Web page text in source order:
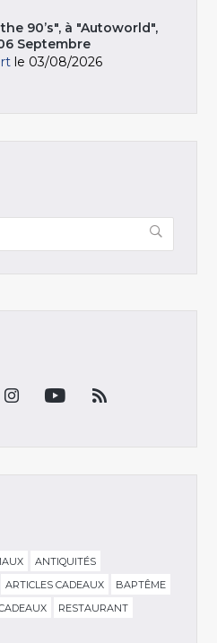
90’s", à "Autoworld",
Septembre
le 03/08/2026
ANTIQUITÉS
ARTICLES CADEAUX
BAPTÊME
RESTAURANT